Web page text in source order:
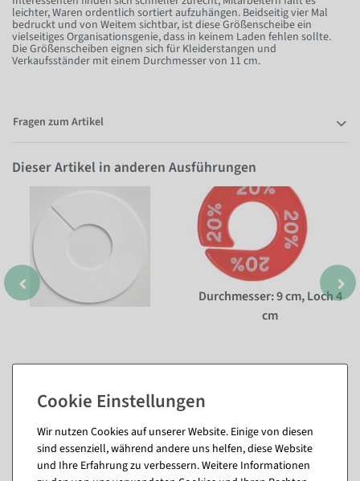
leichter, Waren ordentlich sortiert aufzuhängen. Beidseitig vier Mal
bedruckt und von Weitem sichtbar, ist diese Größenscheibe ein
vielseitiges Organisationsgenie, dass in keinem Laden fehlen sollte.
Die Größenscheiben eignen sich für Kleiderstangen und
Verkaufsständer mit einem Durchmesser von 11 cm.
Fragen zum Artikel
Dieser Artikel in anderen Ausführungen
Durchmesser: 9 cm, Loch 4
cm
Wir nutzen Cookies auf unserer Website. Einige von diesen
sind essenziell, während andere uns helfen, diese Website
und Ihre Erfahrung zu verbessern. Weitere Informationen